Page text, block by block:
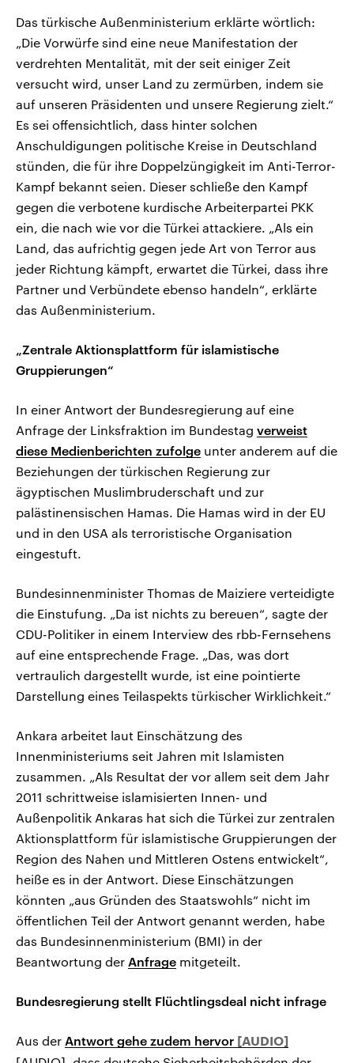
Das türkische Außenministerium erklärte wörtlich:
„Die Vorwürfe sind eine neue Manifestation der
verdrehten Mentalität, mit der seit einiger Zeit
versucht wird, unser Land zu zermürben, indem sie
auf unseren Präsidenten und unsere Regierung zielt.“
Es sei offensichtlich, dass hinter solchen
Anschuldigungen politische Kreise in Deutschland
stünden, die für ihre Doppelzüngigkeit im Anti-Terror-
Kampf bekannt seien. Dieser schließe den Kampf
gegen die verbotene kurdische Arbeiterpartei PKK
ein, die nach wie vor die Türkei attackiere. „Als ein
Land, das aufrichtig gegen jede Art von Terror aus
jeder Richtung kämpft, erwartet die Türkei, dass ihre
Partner und Verbündete ebenso handeln“, erklärte
das Außenministerium.
„Zentrale Aktionsplattform für islamistische
Gruppierungen“
In einer Antwort der Bundesregierung auf eine
Anfrage der Linksfraktion im Bundestag verweist
diese Medienberichten zufolge unter anderem auf die
Beziehungen der türkischen Regierung zur
ägyptischen Muslimbruderschaft und zur
palästinensischen Hamas. Die Hamas wird in der EU
und in den USA als terroristische Organisation
eingestuft.
Bundesinnenminister Thomas de Maiziere verteidigte
die Einstufung. „Da ist nichts zu bereuen“, sagte der
CDU-Politiker in einem Interview des rbb-Fernsehens
auf eine entsprechende Frage. „Das, was dort
vertraulich dargestellt wurde, ist eine pointierte
Darstellung eines Teilaspekts türkischer Wirklichkeit.“
Ankara arbeitet laut Einschätzung des
Innenministeriums seit Jahren mit Islamisten
zusammen. „Als Resultat der vor allem seit dem Jahr
2011 schrittweise islamisierten Innen- und
Außenpolitik Ankaras hat sich die Türkei zur zentralen
Aktionsplattform für islamistische Gruppierungen der
Region des Nahen und Mittleren Ostens entwickelt“,
heiße es in der Antwort. Diese Einschätzungen
könnten „aus Gründen des Staatswohls“ nicht im
öffentlichen Teil der Antwort genannt werden, habe
das Bundesinnenministerium (BMI) in der
Beantwortung der Anfrage mitgeteilt.
Bundesregierung stellt Flüchtlingsdeal nicht infrage
Aus der Antwort gehe zudem hervor